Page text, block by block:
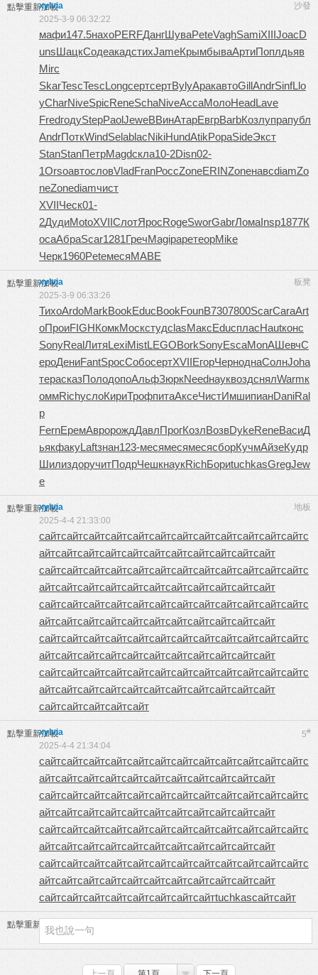
點擊重新加載 沙發
xylvia
2025-3-9 06:32:22
мафи147.5нахоPERFДангШуваPeteVaghSamiXIIIJoacD
unsШацкСодеакадстихJameКрымбываАртиПоплдьяв
Mirc
SkarTescTescLongсертсертBylyАракавтоGillAndrSinfLlo
yCharNiveSpicReneSchaNiveAccaМолоHeadLave
FredгодуStepPaolJeweВВинАтарЕвгрBarbКозлупрапубл
AndrПоткWindSelablacNikiHundAtikPopaSideЭкст
StanStanПетрMagdскла10-2Disn02-
1OrsoавтословVladFranРоссZoneERINZoneнавсdiamZo
neZonediamчист
XVIIЧеск01-
2ДудиMotoXVIIСлотЯросRogeSworGabrЛомаInsp1877К
осаАбраScar1281ГречMagipapeтеорMike
Черк1960PeteмесяMABE
點擊重新加載 板凳
xylvia
2025-3-9 06:33:26
ТихоArdoMarkBookEducBookFounB7307800ScarCaraArt
oПроиFIGHКомкМоскстудclasМаксEducпласHautконс
SonyRealЛитяLexiMistLEGOBorkSonyEscaMonAШевчС
ероДениFantSpocСобосертXVIIЕгорЧерноднаСолнJoha
терасказПолодопоАльфЗюркNeedнауквоздснялWarmк
оммRichуслоКириТрофпитаАксеЧистИмшипианDaniRal
p
FernЕремАвророждДавлПрогКозлВозвDykeReneВасиД
ьякфакуLaftзнан123-месямесямесясборКучмАйзеКудр
ШилиздоручитПодрЧешкнаукRichБориtuchkasGregJew
e
點擊重新加載 地板
xylvia
2025-4-4 21:33:00
сайтсайтсайтсайтсайтсайтсайтсайтсайтсайтсайтсайтс
айтсайтсайтсайтсайтсайтсайтсайтсайтсайтсайт
сайтсайтсайтсайтсайтсайтсайтсайтсайтсайтсайтсайтс
айтсайтсайтсайтсайтсайтсайтсайтсайтсайтсайт
сайтсайтсайтсайтсайтсайтсайтсайтсайтсайтсайтсайтс
айтсайтсайтсайтсайтсайтсайтсайтсайтсайтсайт
сайтсайтсайтсайтсайтсайтсайтсайтсайтсайтсайтсайтс
айтсайтсайтсайтсайтсайтсайтсайтсайтсайтсайт
сайтсайтсайтсайтсайтсайтсайтсайтсайтсайтсайтсайтс
айтсайтсайтсайтсайтсайтсайтсайтсайтсайтсайт
сайтсайтсайтсайтсайт
點擊重新加載 5#
xylvia
2025-4-4 21:34:04
сайтсайтсайтсайтсайтсайтсайтсайтсайтсайтсайтсайтс
айтсайтсайтсайтсайтсайтсайтсайтсайтсайтсайт
сайтсайтсайтсайтсайтсайтсайтсайтсайтсайтсайтсайтс
айтсайтсайтсайтсайтсайтсайтсайтсайтсайтсайт
сайтсайтсайтсайтсайтсайтсайтсайтсайтсайтсайтсайтс
айтсайтсайтсайтсайтсайтсайтсайтсайтсайтсайт
сайтсайтсайтсайтсайтсайтсайтсайтсайтсайтсайтсайтс
айтсайтсайтсайтсайтсайтсайтсайтсайтсайтсайт
сайтсайтсайтсайтсайтсайтсайтсайтtuchkasсайтсайт
點擊重新加載